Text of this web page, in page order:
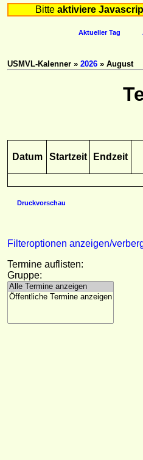
Bitte aktiviere
Aktueller Tag
USMVL-Kalenner » 2026 » August
Datum Startzeit Endzeit
Druckvorschau
Filteroptionen anzeigen/
Termine auflisten:
Gruppe: